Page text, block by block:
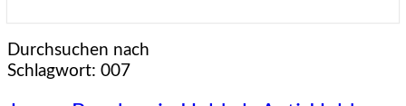
Durchsuchen nach
Schlagwort: 007